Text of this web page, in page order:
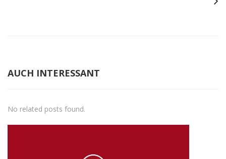
AUCH INTERESSANT
No related posts found.